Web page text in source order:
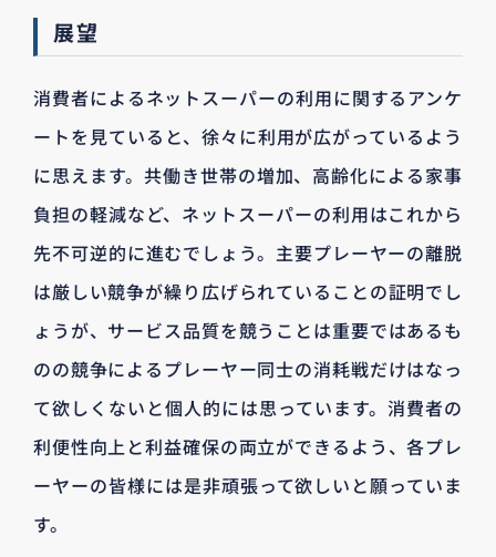
展望
消費者によるネットスーパーの利用に関するアンケ
ートを見ていると、徐々に利用が広がっているよう
に思えます。共働き世帯の増加、高齢化による家事
負担の軽減など、ネットスーパーの利用はこれから
先不可逆的に進むでしょう。主要プレーヤーの離脱
は厳しい競争が繰り広げられていることの証明でし
ょうが、サービス品質を競うことは重要ではあるも
のの競争によるプレーヤー同士の消耗戦だけはなっ
て欲しくないと個人的には思っています。消費者の
利便性向上と利益確保の両立ができるよう、各プレ
ーヤーの皆様には是非頑張って欲しいと願っていま
す。